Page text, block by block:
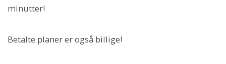
minutter!
Betalte planer er også billige!